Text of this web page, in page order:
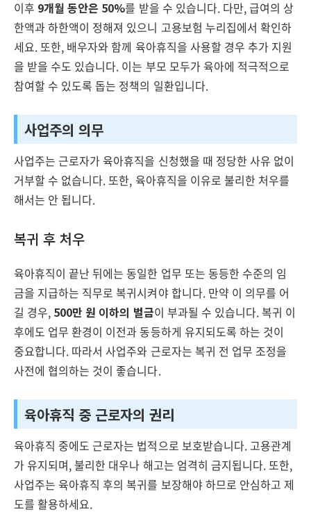
이후 9개월 동안은 50%를 받을 수 있습니다. 다만, 급여의 상
한액과 하한액이 정해져 있으니 고용보험 누리집에서 확인하
세요. 또한, 배우자와 함께 육아휴직을 사용할 경우 추가 지원
을 받을 수도 있습니다. 이는 부모 모두가 육아에 적극적으로
참여할 수 있도록 돕는 정책의 일환입니다.
사업주의 의무
사업주는 근로자가 육아휴직을 신청했을 때 정당한 사유 없이
거부할 수 없습니다. 또한, 육아휴직을 이유로 불리한 처우를
해서는 안 됩니다.
복귀 후 처우
육아휴직이 끝난 뒤에는 동일한 업무 또는 동등한 수준의 임
금을 지급하는 직무로 복귀시켜야 합니다. 만약 이 의무를 어
길 경우, 500만 원 이하의 벌금이 부과될 수 있습니다. 복귀 이
후에도 업무 환경이 이전과 동등하게 유지되도록 하는 것이
중요합니다. 따라서 사업주와 근로자는 복귀 전 업무 조정을
사전에 협의하는 것이 좋습니다.
육아휴직 중 근로자의 권리
육아휴직 중에도 근로자는 법적으로 보호받습니다. 고용관계
가 유지되며, 불리한 대우나 해고는 엄격히 금지됩니다. 또한,
사업주는 육아휴직 후의 복귀를 보장해야 하므로 안심하고 제
도를 활용하세요.